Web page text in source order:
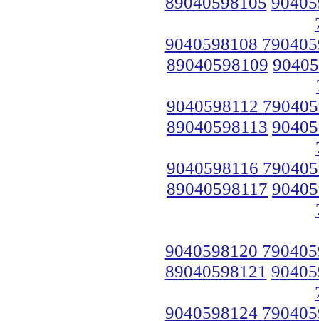
9040598108
89040598109
9040598112
89040598113
9040598116
89040598117
9040598120
89040598121
9040598124